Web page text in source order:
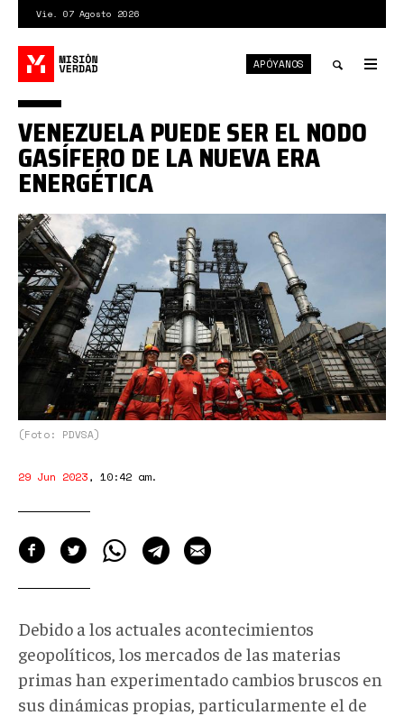
contenido
principal
Vie. 07 Agosto 2026
search
APÓYANOS
PDVSA-
Refinery-
and-
Workers.jpg
(Foto: PDVSA)
VENEZUELA PUEDE SER EL NODO
GASÍFERO DE LA NUEVA ERA
ENERGÉTICA
29 Jun 2023, 10:42 am.
Debido a los actuales acontecimientos
geopolíticos, los mercados de las materias
primas han experimentado cambios bruscos en
sus dinámicas propias, particularmente el de